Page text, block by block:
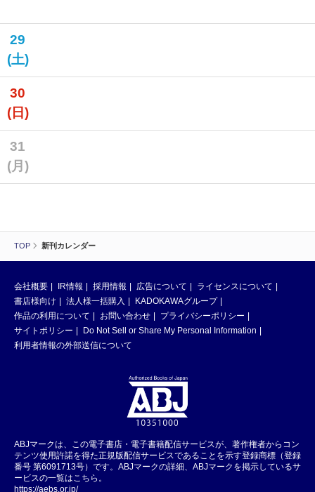
TOP 新刊カレンダー
29
(土)
30
(日)
31
(月)
会社概要 IR情報 採用情報 広告について
ライセンスについて
書店様向け
法人様一括購入
KADOKAWAグループ
作品の利用について
お問い合わせ
プライバシーポリシー
サイトポリシー
Do Not Sell or Share My Personal Information
利用者情報の外部送信について
ABJマークは、この電子書店・電子書籍配信サービスが、著作権者からコン
テンツ使用許諾を得た正規版配信サービスであることを示す登録商標（登録
番号 第6091713号）です。ABJマークの詳細、ABJマークを掲示しているサ
ービスの一覧はこちら。
https://aebs.or.jp/